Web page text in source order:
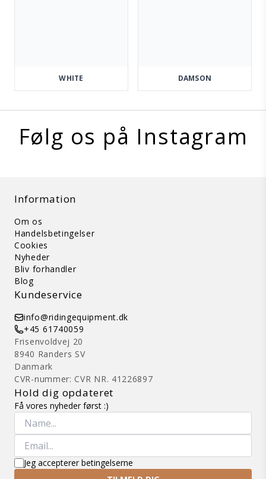
WHITE DAMSON
Følg os på Instagram
Information
Om os
Handelsbetingelser
Cookies
Nyheder
Bliv forhandler
Blog
Kundeservice
info@ridingequipment.dk
+45 61740059
Frisenvoldvej 20
8940 Randers SV
Danmark
CVR-nummer: CVR NR. 41226897
Hold dig opdateret
Få vores nyheder først :)
Jeg accepterer betingelserne